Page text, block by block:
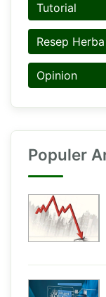
Tutorial
Resep Herba
Opinion
Populer